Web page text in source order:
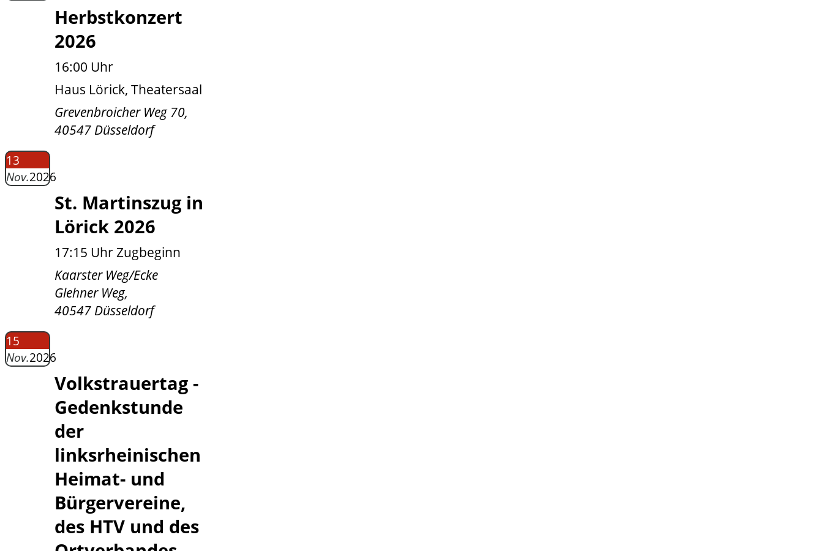
Herbstkonzert
2026
16:00 Uhr
Haus Lörick, Theatersaal
Grevenbroicher Weg 70,
40547 Düsseldorf
13
Nov.2026
St. Martinszug in
Lörick 2026
17:15 Uhr Zugbeginn
Kaarster Weg/Ecke
Glehner Weg,
40547 Düsseldorf
15
Nov.2026
Volkstrauertag -
Gedenkstunde
der
linksrheinischen
Heimat- und
Bürgervereine,
des HTV und des